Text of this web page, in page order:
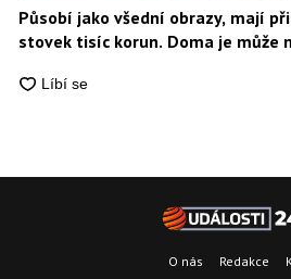
Působí jako všední obrazy, mají
stovek tisíc korun. Doma je může
O nás Redakce